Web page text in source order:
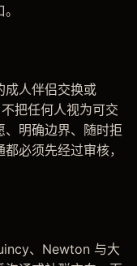
成人伴侣交换或
把任何人视为可交
明确边界、随时拒
必须先经过审核，
、Newton 与大